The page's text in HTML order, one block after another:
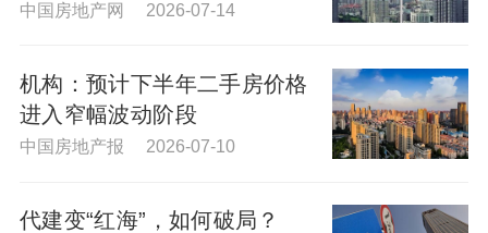
中国房地产网 2026-07-14
机构：预计下半年二手房价格
进入窄幅波动阶段
中国房地产报 2026-07-10
代建变“红海”，如何破局？